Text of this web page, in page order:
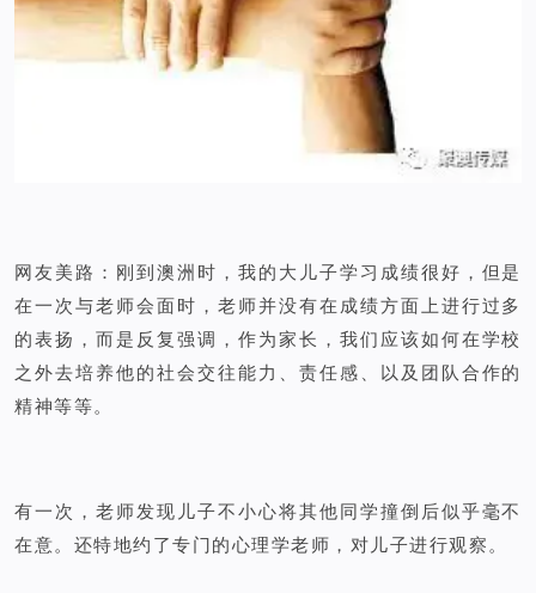
网友美路：刚到澳洲时，我的大儿子学习成绩很好，但是
在一次与老师会面时，老师并没有在成绩方面上进行过多
的表扬，而是反复强调，作为家长，我们应该如何在学校
之外去培养他的社会交往能力、责任感、以及团队合作的
精神等等。
有一次，老师发现儿子不小心将其他同学撞倒后似乎毫不
在意。还特地约了专门的心理学老师，对儿子进行观察。